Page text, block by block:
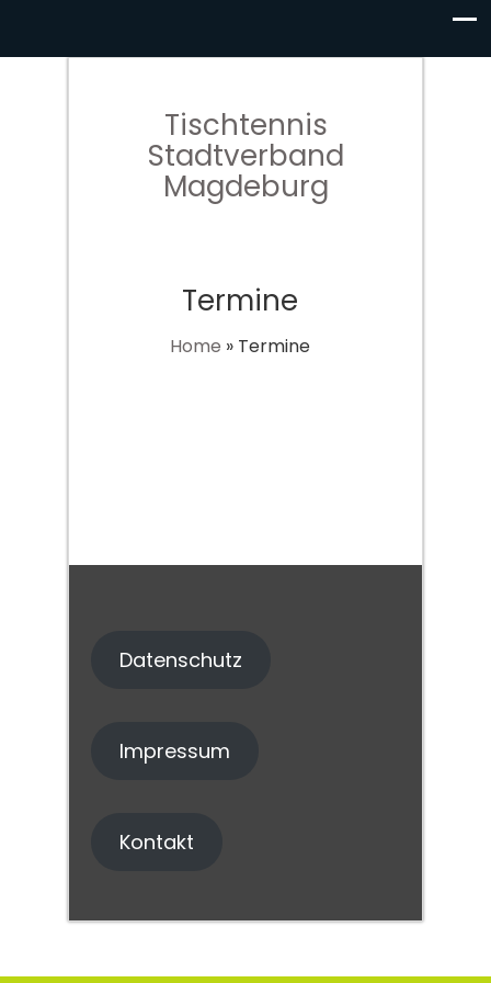
Tischtennis
Stadtverband
Magdeburg
Termine
Home » Termine
Datenschutz
Impressum
Kontakt